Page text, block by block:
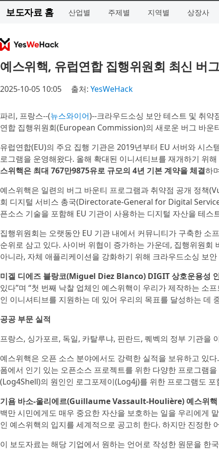
보도자료 홈 산업별 주제별 지역별 상장사
예스위핵, 유럽연합 집행위원회 최신 버
2025-10-05 10:05 출처: YesWeHack
파리, 프랑스--(뉴스와이어)--크라우드소싱 보안 테스트 및 취약
연합 집행위원회(European Commission)의 새로운 버그 바
유럽연합(EU)의 주요 집행 기관은 2019년부터 EU 서버와 시
로그램을 운영해왔다. 올해 확대된 이니셔티브를 재개하기 위해
스위핵은 최대 767만9875유로 규모의 4년 기본 계약을 체결하
예스위핵은 일련의 버그 바운티 프로그램과 취약점 공개 정
회 디지털 서비스 총국(Directorate-General for Digital
픈소스 기술을 포함해 EU 기관이 사용하는 디지털 자산을 테스
집행위원회는 오랫동안 EU 기관 내에서 커뮤니티가 구축한
순위로 삼고 있다. 사이버 위협이 증가하는 가운데, 집행위원
아니라, 자체 애플리케이션을 강화하기 위해 크라우드소싱 보
미겔 디에즈 블랑코(Miguel Diez Blanco) DIGIT 상호운용성
있다”며 “첫 번째 낙찰 업체인 예스위핵이 우리가 제작하는 소
인 이니셔티브를 지원하는 데 있어 우리의 목표를 달성하는 데
공공 부문 실적
프랑스, 싱가포르, 독일, 카탈루냐, 핀란드, 퀘벡의 정부 기관을
예스위핵은 오픈 소스 분야에서도 강력한 실적을 보유하고 있
폼에서 인기 있는 오픈소스 프로젝트를 위한 다양한 프로그램
(Log4Shell)의 원인인 로그포제이(Log4j)를 위한 프로그램도 포
기욤 바소-울리에르(Guillaume Vassault-Houlière) 예스위핵
백만 시민에게도 매우 중요한 자산을 보호하는 일을 우리에게
인 예스위핵의 입지를 세계적으로 공고히 한다. 하지만 진정한
이 보도자료는 해당 기업에서 원하는 언어로 작성한 원문을 한